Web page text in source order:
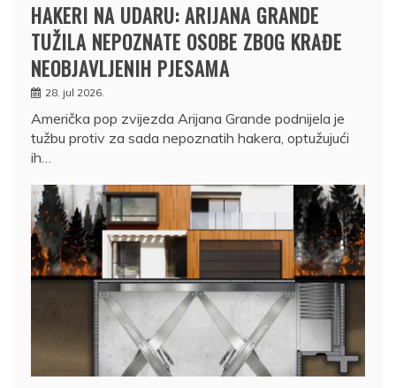
HAKERI NA UDARU: ARIJANA GRANDE
TUŽILA NEPOZNATE OSOBE ZBOG KRAĐE
NEOBJAVLJENIH PJESAMA
28. jul 2026.
Američka pop zvijezda Arijana Grande podnijela je
tužbu protiv za sada nepoznatih hakera, optužujući
ih…